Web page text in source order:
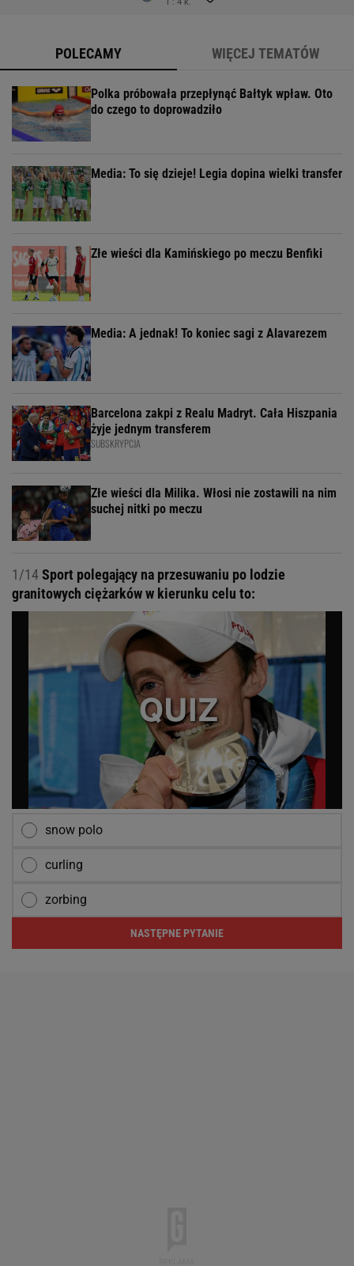
POLECAMY WIĘCEJ TEMATÓW
Polka próbowała przepłynąć Bałtyk wpław. Oto
do czego to doprowadziło
Media: To się dzieje! Legia dopina wielki transfer
Złe wieści dla Kamińskiego po meczu Benfiki
Media: A jednak! To koniec sagi z Alavarezem
Barcelona zakpi z Realu Madryt. Cała Hiszpania
żyje jednym transferem
SUBSKRYPCJA
Złe wieści dla Milika. Włosi nie zostawili na nim
suchej nitki po meczu
1/14Sport polegający na przesuwaniu po lodzie
granitowych ciężarków w kierunku celu to:
snow polo
curling
zorbing
NASTĘPNE PYTANIE